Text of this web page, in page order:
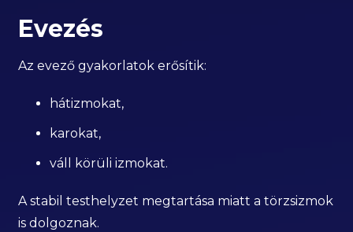
Evezés
Az evező gyakorlatok erősítik:
hátizmokat,
karokat,
váll körüli izmokat.
A stabil testhelyzet megtartása miatt a törzsizmok
is dolgoznak.